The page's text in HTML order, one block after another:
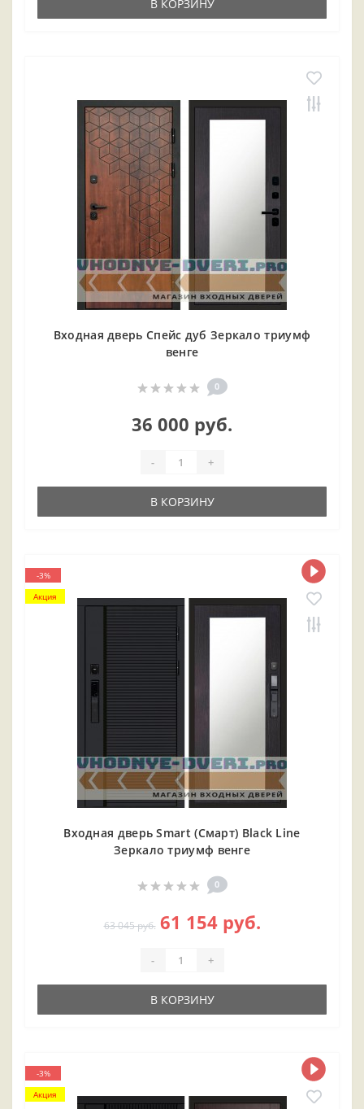
В КОРЗИНУ
Входная дверь Спейс дуб Зеркало триумф
венге
0
36 000 руб.
- +
В КОРЗИНУ
-3%
Акция
Входная дверь Smart (Смарт) Black Line
Зеркало триумф венге
0
63 045 руб. 61 154 руб.
- +
В КОРЗИНУ
-3%
Акция